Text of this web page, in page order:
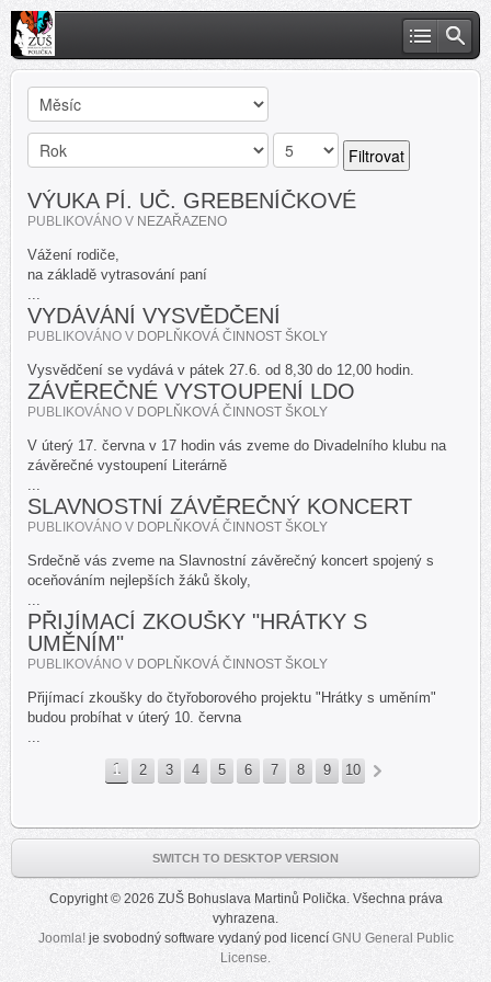
Filtrovat
VÝUKA PÍ. UČ. GREBENÍČKOVÉ
PUBLIKOVÁNO V NEZAŘAZENO
Vážení rodiče,
na základě vytrasování paní
...
VYDÁVÁNÍ VYSVĚDČENÍ
PUBLIKOVÁNO V DOPLŇKOVÁ ČINNOST ŠKOLY
Vysvědčení se vydává v pátek 27.6. od 8,30 do 12,00 hodin.
ZÁVĚREČNÉ VYSTOUPENÍ LDO
PUBLIKOVÁNO V DOPLŇKOVÁ ČINNOST ŠKOLY
V úterý 17. června v 17 hodin vás zveme do Divadelního klubu na
závěrečné vystoupení Literárně
...
SLAVNOSTNÍ ZÁVĚREČNÝ KONCERT
PUBLIKOVÁNO V DOPLŇKOVÁ ČINNOST ŠKOLY
Srdečně vás zveme na Slavnostní závěrečný koncert spojený s
oceňováním nejlepších žáků školy,
...
PŘIJÍMACÍ ZKOUŠKY "HRÁTKY S
UMĚNÍM"
PUBLIKOVÁNO V DOPLŇKOVÁ ČINNOST ŠKOLY
Přijímací zkoušky do čtyřoborového projektu "Hrátky s uměním"
budou probíhat v úterý 10. června
...
1
2 3 4 5 6 7 8 9 10
SWITCH TO DESKTOP VERSION
Copyright © 2026 ZUŠ Bohuslava Martinů Polička. Všechna práva
vyhrazena.
Joomla!je svobodný software vydaný pod licencí GNU General Public
License.